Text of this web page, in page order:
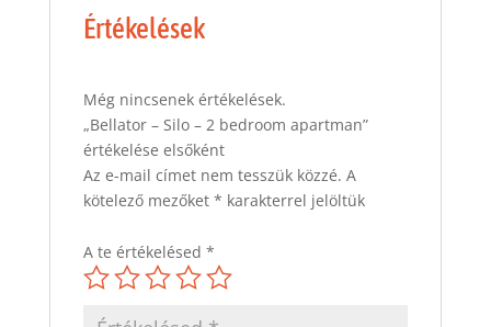
Értékelések
Még nincsenek értékelések.
„Bellator – Silo – 2 bedroom apartman”
értékelése elsőként
Az e-mail címet nem tesszük közzé. A
kötelező mezőket * karakterrel jelöltük
A te értékelésed *